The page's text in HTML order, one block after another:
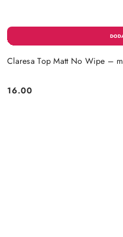
Claresa Top Matt No Wipe –
Cena:
16.00